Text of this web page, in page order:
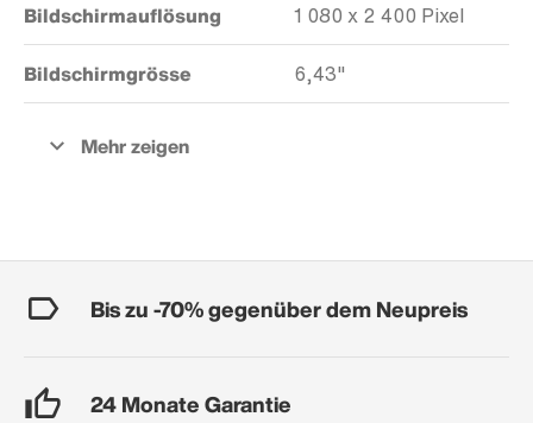
Bildschirmauflösung 1 080 x 2 400 Pixel
Bildschirmgrösse 6,43"
Bis zu -70% gegenüber dem Neupreis
24 Monate Garantie